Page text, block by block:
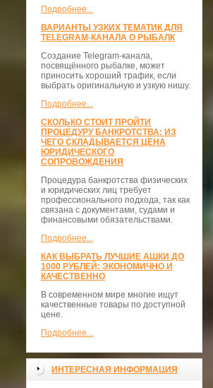
Подробнее...
ВАРИАНТЫ УЗКИХ ТЕМАТИК ДЛЯ
TELEGRAM-КАНАЛА О РЫБАЛК
Создание Telegram-канала,
посвящённого рыбалке, может
приносить хороший трафик, если
выбрать оригинальную и узкую нишу.
Подробнее...
СКОЛЬКО СТОИТ ПРОЙТИ
ПРОЦЕДУРУ БАНКРОТСТВА: ИЗ
ЧЕГО СКЛАДЫВАЕТСЯ ЦЕНА
ЮРИДИЧЕСКОГО
СОПРОВОЖДЕНИЯ
Процедура банкротства физических
и юридических лиц требует
профессионального подхода, так как
связана с документами, судами и
финансовыми обязательствами.
Подробнее...
КАК ВЫБРАТЬ ЛУЧШИЕ АШКИ ДО
1000 РУБЛЕЙ: ЭКОНОМИЧНО И
КАЧЕСТВЕННО
В современном мире многие ищут
качественные товары по доступной
цене.
Подробнее...
ИНТЕРЕСНАЯ ИНФОРМАЦИЯ